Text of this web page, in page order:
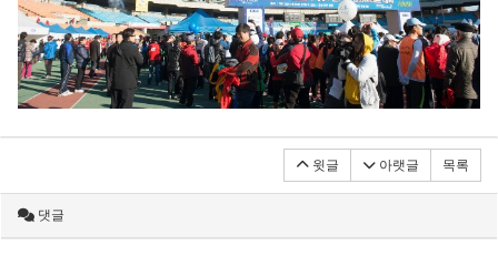
윗글 아랫글 목록
댓글